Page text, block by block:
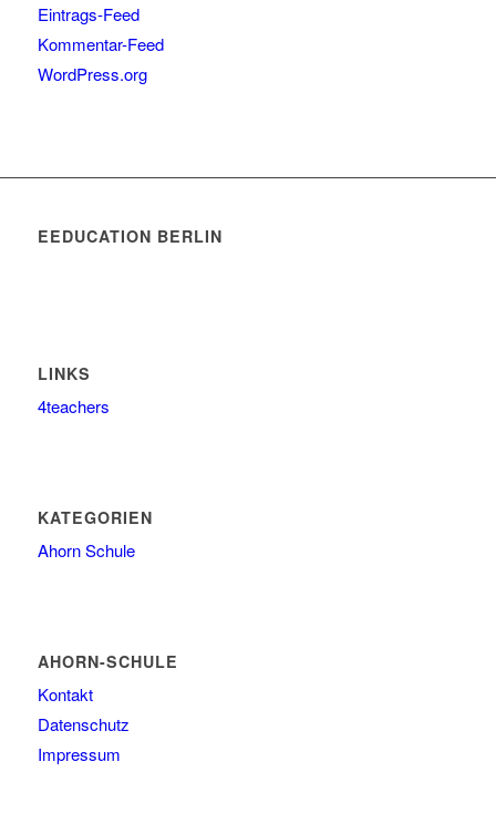
Eintrags-Feed
Kommentar-Feed
WordPress.org
EEDUCATION BERLIN
LINKS
4teachers
KATEGORIEN
Ahorn Schule
AHORN-SCHULE
Kontakt
Datenschutz
Impressum